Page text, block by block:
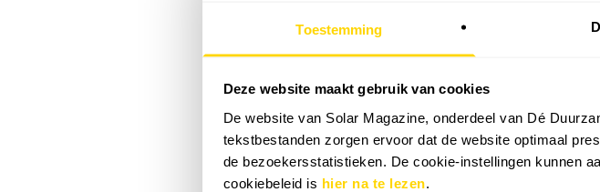
Toestemming
Deze website maakt gebruik van cookies
De website van Solar Magazine, onderdeel van Dé
tekstbestanden zorgen ervoor dat de website optimaal
de bezoekersstatistieken. De cookie-instellingen kunnen
cookiebeleid is hier na te lezen.
2026
Webinar: Toekomstige batterijprofielen: hoe
batterijgedrag in 2035 te voorspellen
2026
Sunergy Academy | SlimmeRik on Tour